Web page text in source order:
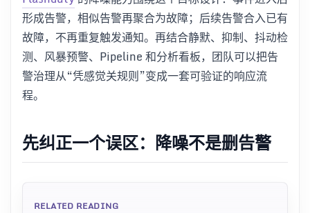
形成告警，相似告警再聚合为故障；后续告警合入已有
故障，不再重复触发通知。再结合静默、抑制、抖动检
测、风暴预警、Pipeline 和分析看板，团队可以把告
警治理从“凭感觉关规则”变成一套可验证的响应流
程。
先纠正一个误区：降噪不是删告警
RELATED READING